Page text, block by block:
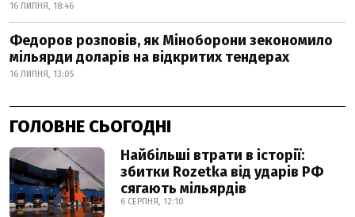
16 ЛИПНЯ, 18:46
Федоров розповів, як Міноборони зекономило
мільярди доларів на відкритих тендерах
16 ЛИПНЯ, 13:05
ГОЛОВНЕ СЬОГОДНІ
Найбільші втрати в історії:
збитки Rozetka від ударів РФ
сягають мільярдів
6 СЕРПНЯ, 12:10